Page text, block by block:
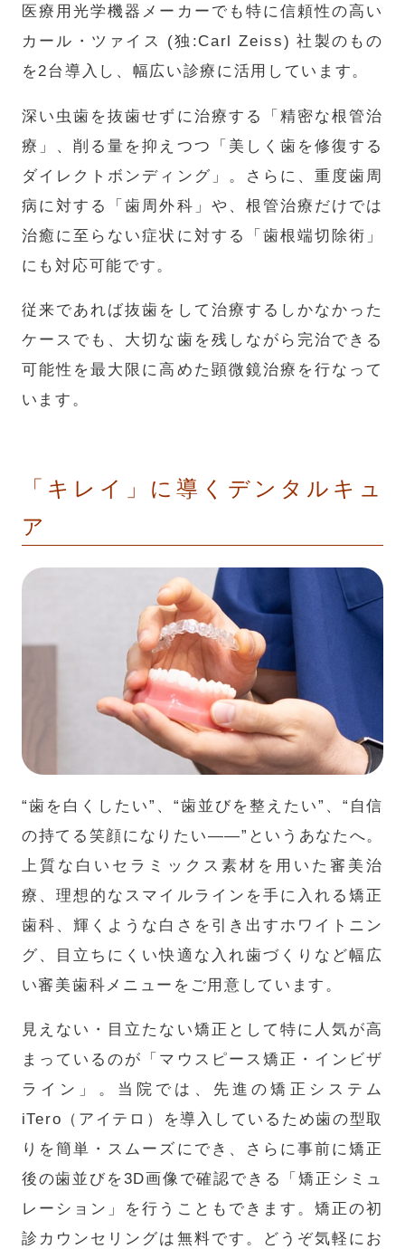
医療用光学機器メーカーでも特に信頼性の高い
カール・ツァイス (独:Carl Zeiss) 社製のもの
を2台導入し、幅広い診療に活用しています。
深い虫歯を抜歯せずに治療する「精密な根管治
療」、削る量を抑えつつ「美しく歯を修復する
ダイレクトボンディング」。さらに、重度歯周
病に対する「歯周外科」や、根管治療だけでは
治癒に至らない症状に対する「歯根端切除術」
にも対応可能です。
従来であれば抜歯をして治療するしかなかった
ケースでも、大切な歯を残しながら完治できる
可能性を最大限に高めた顕微鏡治療を行なって
います。
「キレイ」に導くデンタルキュ
ア
“歯を白くしたい”、“歯並びを整えたい”、“自信
の持てる笑顔になりたい――”というあなたへ。
上質な白いセラミックス素材を用いた審美治
療、理想的なスマイルラインを手に入れる矯正
歯科、輝くような白さを引き出すホワイトニン
グ、目立ちにくい快適な入れ歯づくりなど幅広
い審美歯科メニューをご用意しています。
見えない・目立たない矯正として特に人気が高
まっているのが「マウスピース矯正・インビザ
ライン」。当院では、先進の矯正システム
iTero（アイテロ）を導入しているため歯の型取
りを簡単・スムーズにでき、さらに事前に矯正
後の歯並びを3D画像で確認できる「矯正シミュ
レーション」を行うこともできます。矯正の初
診カウンセリングは無料です。どうぞ気軽にお